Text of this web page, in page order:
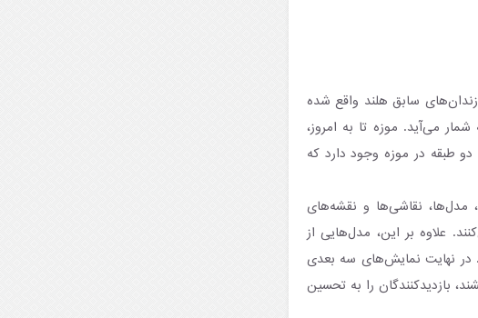
زندان‌های سابق هلند واقع شده
شمار می‌آید. موزه تا به امروز،
روی عموم باز شده است. دو طبقه در موزه وجود دارد که
مدل‌ها، نقاشی‌ها و نقشه‌های
علاوه بر این، مدل‌هایی از
در نهایت نمایش‌های سه بعدی
بازدیدکنندگان را به تحسین